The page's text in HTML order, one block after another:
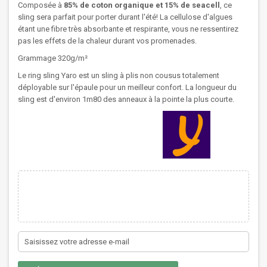
Composée à 85% de coton organique et 15% de seacell , ce
sling sera parfait pour porter durant l'été! La cellulose d'algues
étant une fibre très absorbante et respirante, vous ne ressentirez
pas les effets de la chaleur durant vos promenades.
Grammage 320g/m²
Le ring sling Yaro est un sling à plis non cousus totalement
déployable sur l'épaule pour un meilleur confort. La longueur du
sling est d'environ 1m80 des anneaux à la pointe la plus courte.